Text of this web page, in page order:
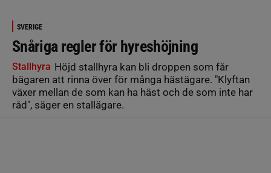
SVERIGE
Snåriga regler för hyreshöjning
Stallhyra Höjd stallhyra kan bli droppen som får
bägaren att rinna över för många hästägare. "Klyftan
växer mellan de som kan ha häst och de som inte har
råd", säger en stallägare.